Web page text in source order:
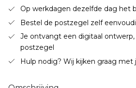
Op werkdagen dezelfde dag het
Bestel de postzegel zelf
Je ontvangt een digitaal
postzegel
Hulp nodig? Wij kijken graag met